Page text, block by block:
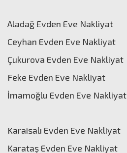
Aladağ Evden Eve Nakliyat
Ceyhan Evden Eve Nakliyat
Çukurova Evden Eve Nakliyat
Feke Evden Eve Nakliyat
İmamoğlu Evden Eve Nakliyat
Karaisalı Evden Eve Nakliyat
Karataş Evden Eve Nakliyat